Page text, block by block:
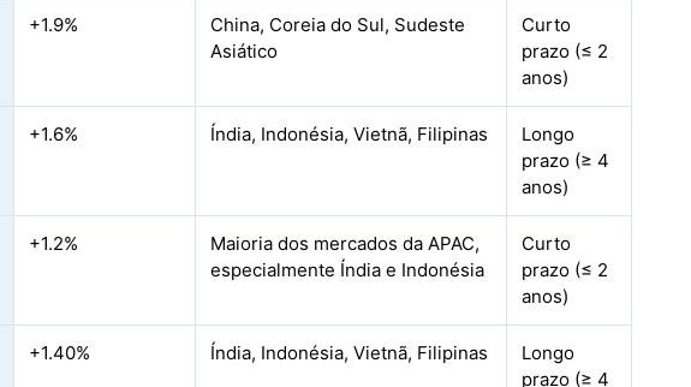
+1.9%
China, Coreia do Sul, Sudeste
Asiático
Curto
prazo (≤ 2
anos)
+1.6% Índia, Indonésia, Vietnã, Filipinas
Longo
prazo (≥ 4
anos)
+1.2%
Maioria dos mercados da APAC,
especialmente Índia e Indonésia
Curto
prazo (≤ 2
anos)
+1.40% Índia, Indonésia, Vietnã, Filipinas
Longo
prazo (≥ 4